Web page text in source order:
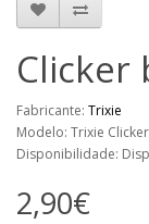
Clicker
Fabricante: Trixie
Modelo: Trixie
Disponibilidade:
2,90€